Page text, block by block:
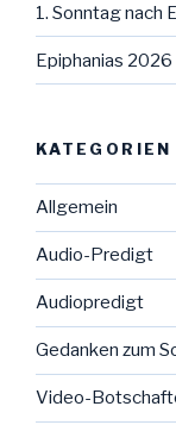
1. Sonntag nach
Epiphanias 2026
KATEGORIEN
Allgemein
Audio-Predigt
Audiopredigt
Gedanken zum
Video-